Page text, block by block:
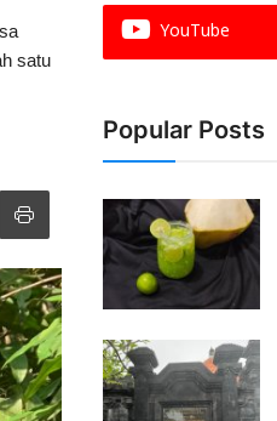
satu
YouTube
Popular Posts